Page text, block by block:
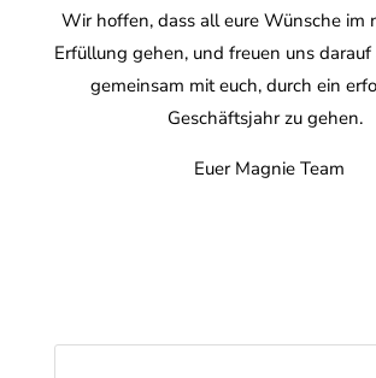
Wir hoffen, dass all eure Wünsche im
Erfüllung gehen, und freuen uns
gemeinsam mit euch, durch ein
Geschäftsjahr zu gehen.
Euer Magnie Team